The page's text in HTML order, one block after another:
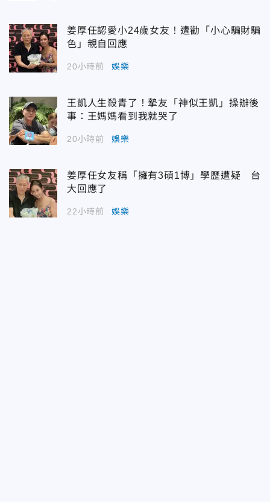
姜厚任認愛小24歲女友！遭勸「小心騙財騙
色」親自回應
20小時前 娛樂
王凱人生殺青了！摯友「神似王凱」操辦後
事：王媽媽看到我就哭了
20小時前 娛樂
姜厚任女友稱「擁有3碩1博」學歷遭疑 台
大回應了
22小時前 娛樂